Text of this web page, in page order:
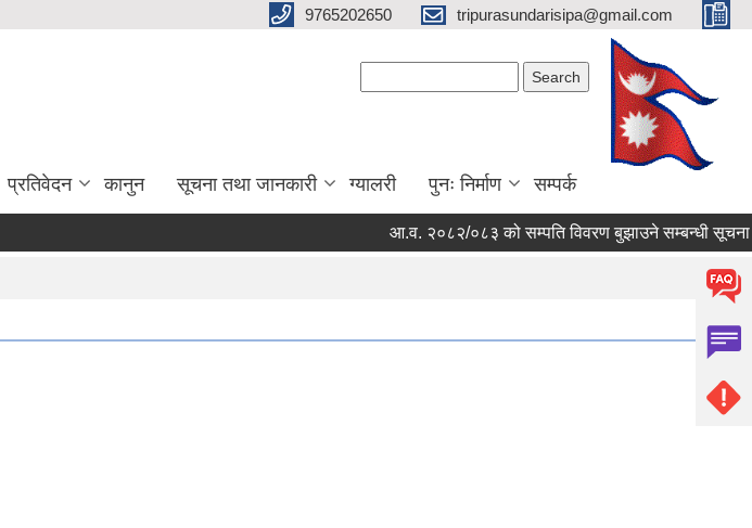
9765202650 tripurasundarisipa@gmail.com
प्रतिवेदन कानुन सूचना तथा जानकारी ग्यालरी पुनः निर्माण सम्पर्क
आ.व. २०८२/०८३ को सम्पति विवरण बुझाउने सम्बन्धी सूचना ।